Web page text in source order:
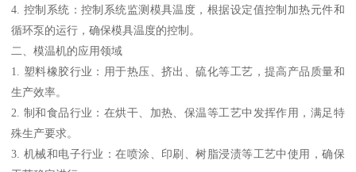
4. 控制系统：控制系统监测模具温度，根据设定值控制加热元件和
循环泵的运行，确保模具温度的控制。
二、模温机的应用领域
1. 塑料橡胶行业：用于热压、挤出、硫化等工艺，提高产品质量和
生产效率。
2. 制和食品行业：在烘干、加热、保温等工艺中发挥作用，满足特
殊生产要求。
3. 机械和电子行业：在喷涂、印刷、树脂浸渍等工艺中使用，确保